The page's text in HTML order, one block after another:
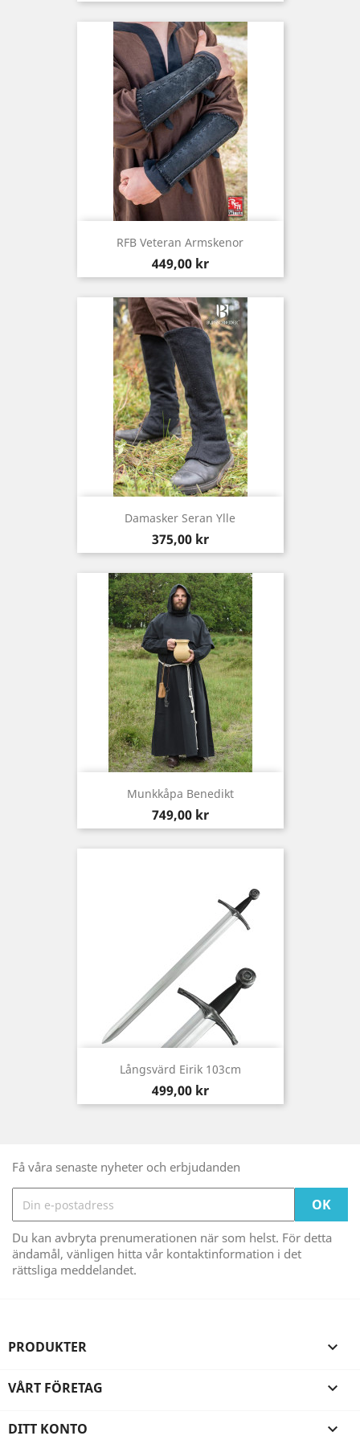
RFB Veteran Armskenor
Pris
449,00 kr
Damasker Seran Ylle
Pris
375,00 kr
Munkkåpa Benedikt
Pris
749,00 kr
Långsvärd Eirik 103cm
Pris
499,00 kr
Få våra senaste nyheter och erbjudanden
Du kan avbryta prenumerationen när som helst. För detta
ändamål, vänligen hitta vår kontaktinformation i det
rättsliga meddelandet.
PRODUKTER 
VÅRT FÖRETAG 
DITT KONTO 